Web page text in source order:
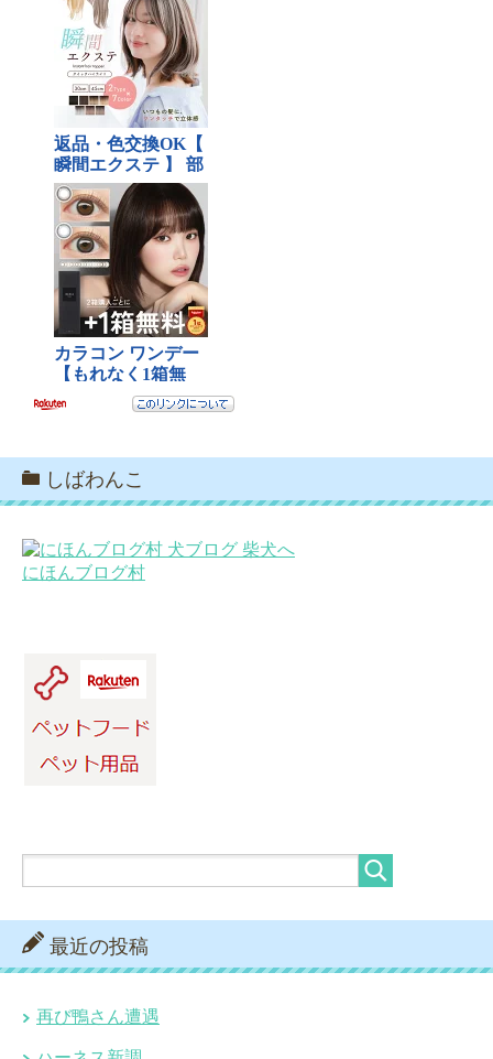
しばわんこ
にほんブログ村
最近の投稿
再び鴨さん遭遇